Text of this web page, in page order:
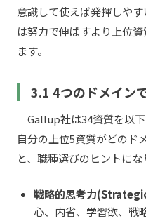
意識して使えば発揮しや
は努力で伸ばすより上位
ます。
3.1 4つのドメイン
Gallup社は34資質を以下
自分の上位5資質がどのド
と、職種選びのヒントにな
戦略的思考力
心、内省、学習欲、戦